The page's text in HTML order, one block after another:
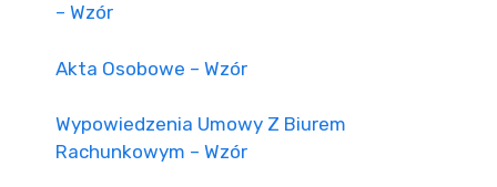
– Wzór
Akta Osobowe – Wzór
Wypowiedzenia Umowy Z Biurem
Rachunkowym – Wzór